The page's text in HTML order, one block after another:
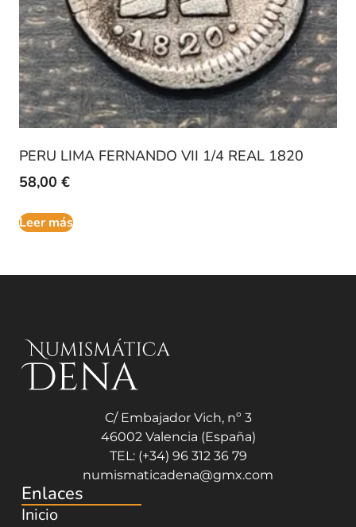
PERU LIMA FERNANDO VII 1/4 REAL 1820
58,00 €
Leer más
C/ Embajador Vich, nº 3
46002 Valencia (España)
TEL: (+34) 96 312 36 79
numismaticadena@gmx.com
Enlaces
Inicio